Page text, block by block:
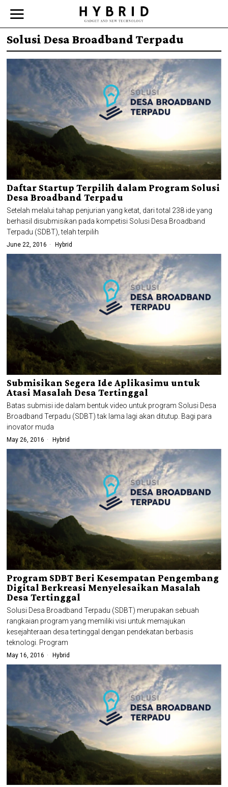
Solusi Desa Broadband Terpadu
Daftar Startup Terpilih dalam Program Solusi
Desa Broadband Terpadu
Setelah melalui tahap penjurian yang ketat, dari total 238 ide yang
berhasil disubmisikan pada kompetisi Solusi Desa Broadband
Terpadu (SDBT), telah terpilih
June 22, 2016 Hybrid
Submisikan Segera Ide Aplikasimu untuk
Atasi Masalah Desa Tertinggal
Batas submisi ide dalam bentuk video untuk program Solusi Desa
Broadband Terpadu (SDBT) tak lama lagi akan ditutup. Bagi para
inovator muda
May 26, 2016 Hybrid
Program SDBT Beri Kesempatan Pengembang
Digital Berkreasi Menyelesaikan Masalah
Desa Tertinggal
Solusi Desa Broadband Terpadu (SDBT) merupakan sebuah
rangkaian program yang memiliki visi untuk memajukan
kesejahteraan desa tertinggal dengan pendekatan berbasis
teknologi. Program
May 16, 2016 Hybrid